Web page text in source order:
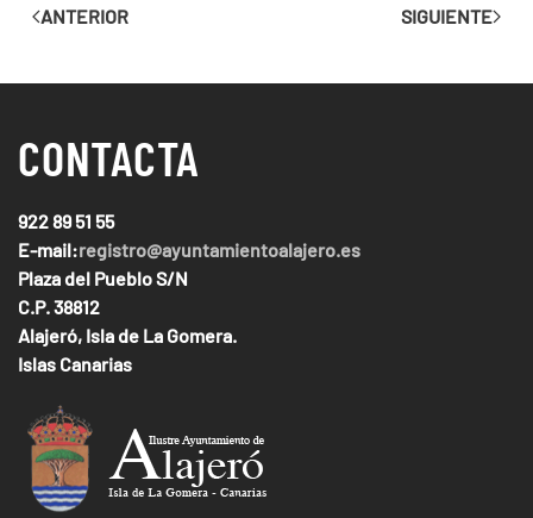
ANTERIOR SIGUIENTE
CONTACTA
922 89 51 55
E-mail:registro@ayuntamientoalajero.es
Plaza del Pueblo S/N
C.P. 38812
Alajeró, Isla de La Gomera.
Islas Canarias